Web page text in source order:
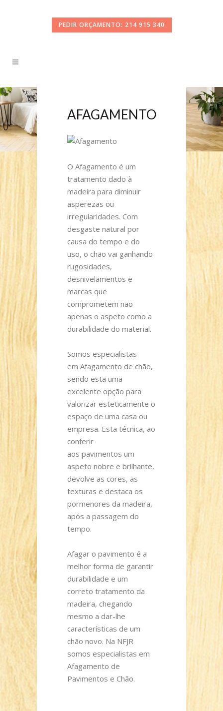
PEDIR ORÇAMENTO: 214 915 340
AFAGAMENTO
O Afagamento é um
tratamento dado à
madeira para diminuir
asperezas ou
irregularidades. Com
desgaste natural por
causa do tempo e do
uso, o chão vai ganhando
rugosidades,
desnivelamentos e
marcas que
comprometem não
apenas o aspeto como a
durabilidade do material.
Somos especialistas
em Afagamento de chão,
sendo esta uma
excelente opção para
valorizar esteticamente o
espaço de uma casa ou
empresa. Esta técnica, ao
conferir
aos pavimentos um
aspeto nobre e brilhante,
devolve as cores, as
texturas e destaca os
pormenores da madeira,
após a passagem do
tempo.
Afagar o pavimento é a
melhor forma de garantir
durabilidade e um
correto tratamento da
madeira, chegando
mesmo a dar-lhe
características de um
chão novo. Na NFJR
somos especialistas em
Afagamento de
Pavimentos e Chão.